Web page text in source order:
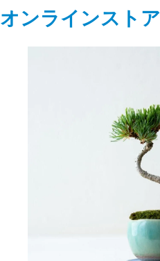
オンラインストア